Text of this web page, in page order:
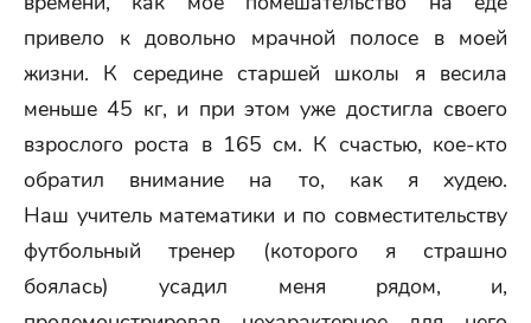
привело к довольно мрачной полосе в моей
жизни. К середине старшей школы я весила
меньше 45 кг, и при этом уже достигла своего
взрослого роста в 165 см. К счастью, кое-кто
обратил внимание на то, как я худею.
Наш учитель математики и по совместительству
футбольный тренер (которого я страшно
боялась) усадил меня рядом, и,